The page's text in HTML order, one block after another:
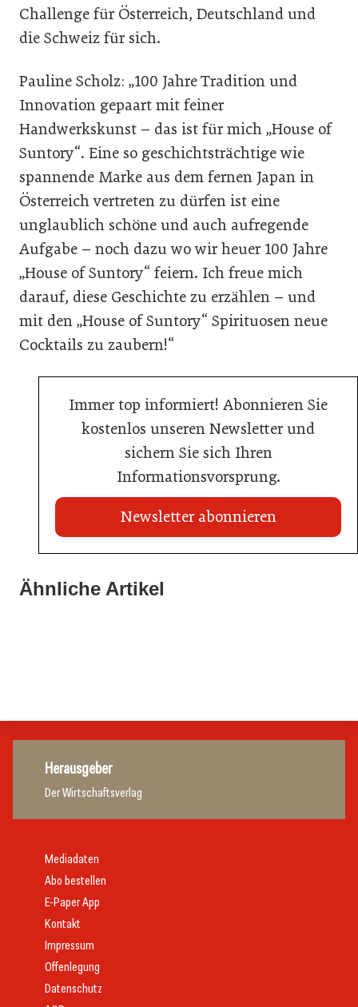
Challenge für Österreich, Deutschland und
die Schweiz für sich.
Pauline Scholz: „100 Jahre Tradition und
Innovation gepaart mit feiner
Handwerkskunst – das ist für mich „House of
Suntory“. Eine so geschichtsträchtige wie
spannende Marke aus dem fernen Japan in
Österreich vertreten zu dürfen ist eine
unglaublich schöne und auch aufregende
Aufgabe – noch dazu wo wir heuer 100 Jahre
„House of Suntory“ feiern. Ich freue mich
darauf, diese Geschichte zu erzählen – und
mit den „House of Suntory“ Spirituosen neue
Cocktails zu zaubern!“
Immer top informiert! Abonnieren Sie
kostenlos unseren Newsletter und
sichern Sie sich Ihren
Informationsvorsprung.
Newsletter abonnieren
Ähnliche Artikel
Brauerei Schwechat: Georg Gartner wird neuer
Herausgeber
Der Wirtschaftsverlag
Mediadaten
Abo bestellen
E-Paper App
Kontakt
Impressum
Offenlegung
Datenschutz